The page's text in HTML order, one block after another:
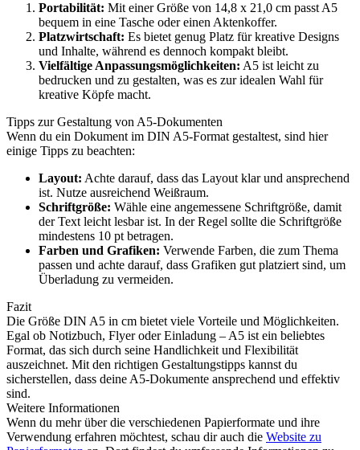
Portabilität: Mit einer Größe von 14,8 x 21,0 cm passt A5
bequem in eine Tasche oder einen Aktenkoffer.
Platzwirtschaft: Es bietet genug Platz für kreative Designs
und Inhalte, während es dennoch kompakt bleibt.
Vielfältige Anpassungsmöglichkeiten: A5 ist leicht zu
bedrucken und zu gestalten, was es zur idealen Wahl für
kreative Köpfe macht.
Tipps zur Gestaltung von A5-Dokumenten
Wenn du ein Dokument im DIN A5-Format gestaltest, sind hier
einige Tipps zu beachten:
Layout: Achte darauf, dass das Layout klar und ansprechend
ist. Nutze ausreichend Weißraum.
Schriftgröße: Wähle eine angemessene Schriftgröße, damit
der Text leicht lesbar ist. In der Regel sollte die Schriftgröße
mindestens 10 pt betragen.
Farben und Grafiken: Verwende Farben, die zum Thema
passen und achte darauf, dass Grafiken gut platziert sind, um
Überladung zu vermeiden.
Fazit
Die Größe DIN A5 in cm bietet viele Vorteile und Möglichkeiten.
Egal ob Notizbuch, Flyer oder Einladung – A5 ist ein beliebtes
Format, das sich durch seine Handlichkeit und Flexibilität
auszeichnet. Mit den richtigen Gestaltungstipps kannst du
sicherstellen, dass deine A5-Dokumente ansprechend und effektiv
sind.
Weitere Informationen
Wenn du mehr über die verschiedenen Papierformate und ihre
Verwendung erfahren möchtest, schau dir auch die Website zu